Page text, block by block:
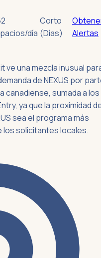
día
Corto
(Días)
Alertas
ve una mezcla inusual
de NEXUS por
canadiense, sumada a los
ya que la proximidad
sea el programa más
los solicitantes locales.